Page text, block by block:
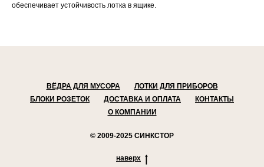
обеспечивает устойчивость лотка в ящике.
ВЁДРА ДЛЯ МУСОРА
ЛОТКИ ДЛЯ ПРИБОРОВ
БЛОКИ РОЗЕТОК
ДОСТАВКА И ОПЛАТА
КОНТАКТЫ
О КОМПАНИИ
© 2009-2025 СИНКСТОР
наверх